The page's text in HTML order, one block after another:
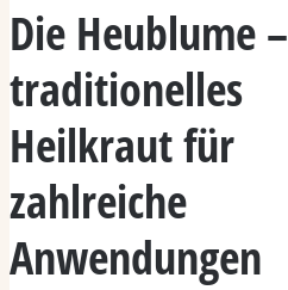
Die Heublume –
traditionelles
Heilkraut für
zahlreiche
Anwendungen